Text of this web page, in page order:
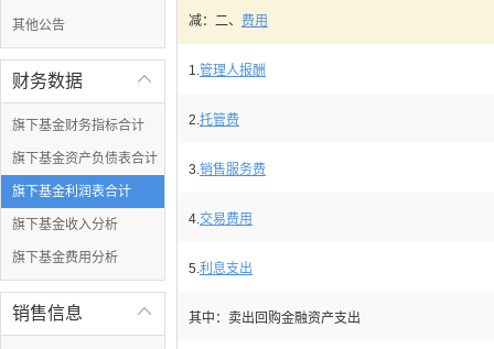
其他公告

财务数据
旗下基金财务指标合计
旗下基金资产负债表合计
旗下基金利润表合计
旗下基金收入分析
旗下基金费用分析

销售信息
减：二、 费用
1.管理人报酬
2.托管费
3.销售服务费
4.交易费用
5.利息支出
其中：卖出回购金融资产支出